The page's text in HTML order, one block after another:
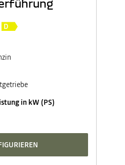
D
in kW (PS)